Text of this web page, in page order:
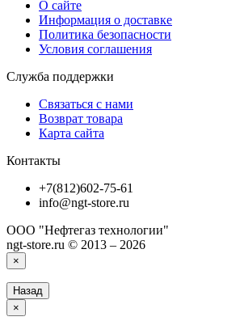
О сайте
Информация о доставке
Политика безопасности
Условия соглашения
Служба поддержки
Связаться с нами
Возврат товара
Карта сайта
Контакты
+7(812)602-75-61
info@ngt-store.ru
ООО "Нефтегаз технологии"
ngt-store.ru © 2013 – 2026
×
Назад
×